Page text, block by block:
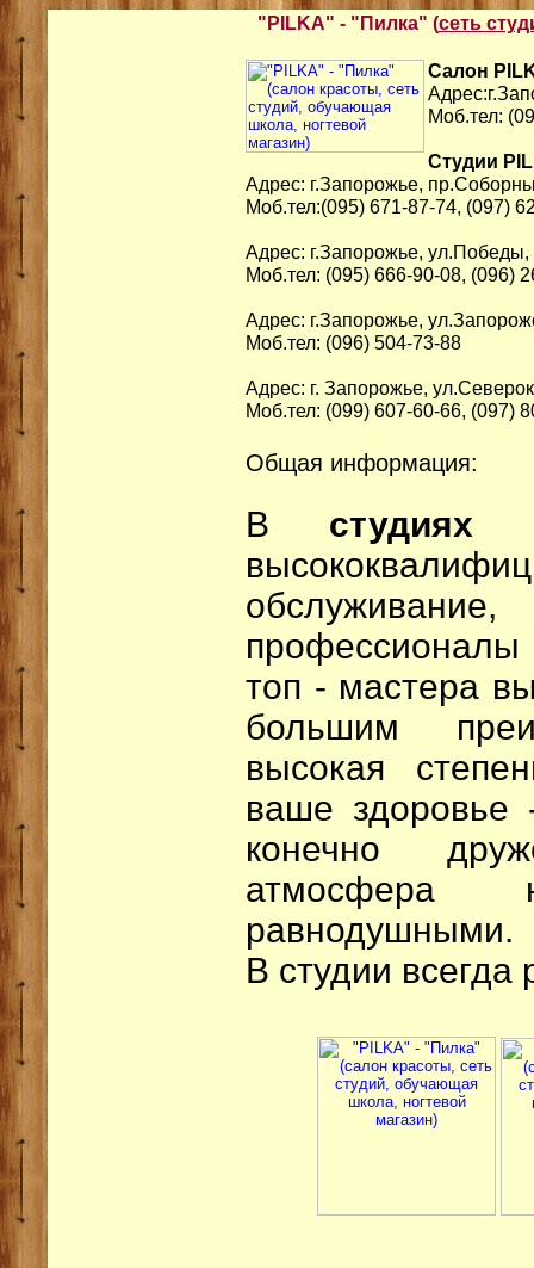
"PILKA" - "Пилка" (сеть
Cалон
Моб.тел:
Студии
Адрес: г.Запорожье,
Моб.тел:(095) 671-87-74, (097)
Адрес: г.Запорожье, ул.Победы,
Моб.тел: (095) 666-90-08, (096)
Адрес: г.Запорожье,
Моб.тел: (096) 504-73-88
Адрес: г. Запорожье,
Моб.тел: (099) 607-60-66, (097)
Общая информация:
В студиях
профессионалы
топ - мастера
большим
высокая
ваше
конечно
равнодушными.
В студии всегда